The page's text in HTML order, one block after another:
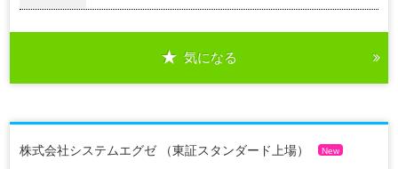
気になる
株式会社システムエグゼ （東証スタンダード上場） New